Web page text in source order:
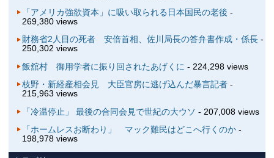
「アメリカ強欲資本」に吸い取られる日本国民の老後 -
269,380 views
財務省2人目の死者 安倍首相、佐川局長の答弁書作成・係長-
250,302 views
飯舘村 御用学者に振り回されたあげくに - 224,298 views
枝野・新経産相会見 大臣官房に逃げ込んだ暴言記者-
215,963 views
「冷温停止」 最後の合同会見で世紀の大ウソ - 207,008 views
「ホームレスお断わり」 マック難民はどこへ行くのか-
198,978 views